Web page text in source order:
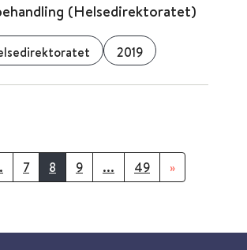
(Helsedirektoratet)
2019
7 8 9 ... 49 »